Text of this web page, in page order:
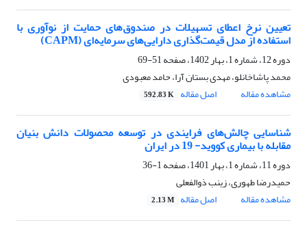
تعیین نرخ اعطای تسهیلات در صندوق‌های حمایت از نوآوری با
استفاده از مدل قیمت‌گذاری دارایی‌های سرمایه‌ای (CAPM)
دوره 12، شماره 1، بهار 1402، صفحه
51-69
محمد پاشاخانلو، مهدی بستان آرا، حامد معبودی
مشاهده مقاله
اصل مقاله 592.83 K
شناسایی چالش‌های فرایندی در توسعه محصولات دانش بنیان
مقابله با بیماری کووید- 19 در ایران
دوره 11، شماره 1، بهار 1401، صفحه
1-36
حمیدرضا طهوری، زینب ذوالفعلی
مشاهده مقاله
اصل مقاله 2.13 M